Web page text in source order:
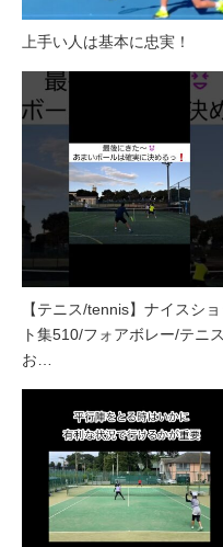
上手い人は基本に忠実！
【テニス/tennis】ナイスショ
ト集510/フォアボレー/テニス
お…